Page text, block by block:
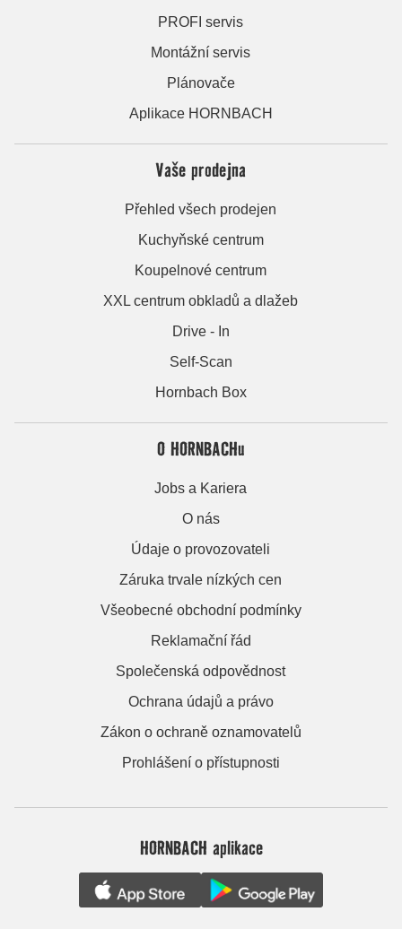
PROFI servis
Montážní servis
Plánovače
Aplikace HORNBACH
Vaše prodejna
Přehled všech prodejen
Kuchyňské centrum
Koupelnové centrum
XXL centrum obkladů a dlažeb
Drive - In
Self-Scan
Hornbach Box
O HORNBACHu
Jobs a Kariera
O nás
Údaje o provozovateli
Záruka trvale nízkých cen
Všeobecné obchodní podmínky
Reklamační řád
Společenská odpovědnost
Ochrana údajů a právo
Zákon o ochraně oznamovatelů
Prohlášení o přístupnosti
HORNBACH aplikace